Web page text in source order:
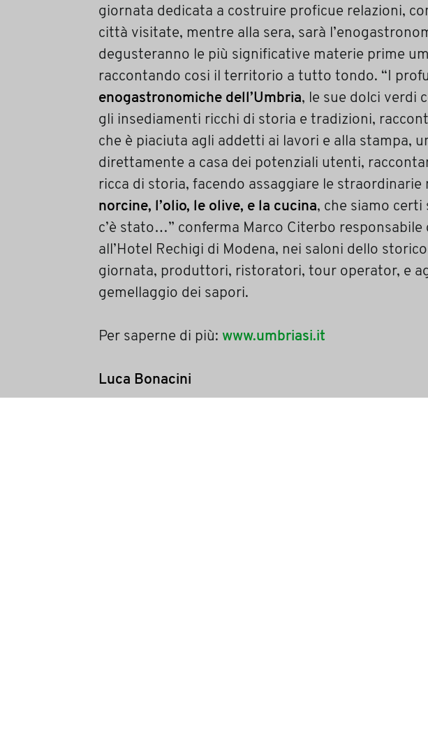
giornata dedicata a costruire proficue relazioni,
città visitate, mentre alla sera, sarà
degusteranno le più significative materie prime
raccontando cosi il territorio a tutto tondo. “I
enogastronomiche dell’Umbria, le sue dolci verdi
gli insediamenti ricchi di storia e tradizioni,
che è piaciuta agli addetti ai lavori e alla stampa,
direttamente a casa dei potenziali utenti,
ricca di storia, facendo assaggiare le straordinarie
norcine, l’olio, le olive, e la cucina, che siamo certi
c’è stato…” conferma Marco Citerbo
all’Hotel Rechigi di Modena, nei saloni dello
giornata, produttori, ristoratori, tour operator, e
gemellaggio dei sapori.
Per saperne di più:www.umbriasi.it
Luca Bonacini